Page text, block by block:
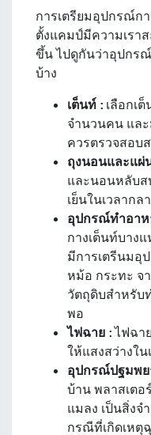
การเตรียมอุปกรณ์ก
ตั้งแคมป์มีความเรา
ขึ้น ไปดูกันว่าอุปกร
บ้าง
เต็นท์ : เลือกเ
จำนวนคน แล
ควรตรวจสอบ
ถุงนอนและแผ่
และนอนหลับส
เย็นในเวลากล
อุปกรณ์ทำอาห
กางเต็นท์บาง
มีการเตรีนมอุ
หม้อ กระทะ จ
วัตถุดิบสำหรับ
พอ
ไฟฉาย :ไฟฉา
ให้แสงสว่างใ
อุปกรณ์ปฐมพย
บ้าน พลาสเตอ
แมลง เป็นสิ่งจ
กรณีที่เกิดเหตุ